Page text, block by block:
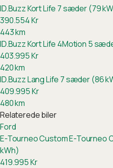
ID.Buzz Kort Life 7 sæder (79
390.554Kr
443km
ID.Buzz Kort Life 4Motion 5
403.995Kr
420km
ID.Buzz Lang Life 7 sæder (86
409.995Kr
480km
Relaterede biler
Ford
E-Tourneo CustomE-Tourneo
kWh)
419.995Kr